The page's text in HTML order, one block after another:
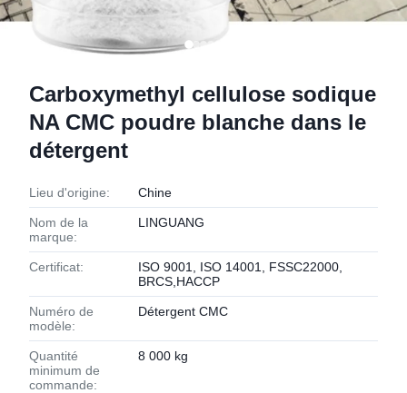
Carboxymethyl cellulose sodique
NA CMC poudre blanche dans le
détergent
Lieu d'origine: Chine
Nom de la
marque:
LINGUANG
Certificat:
ISO 9001, ISO 14001, FSSC22000,
BRCS,HACCP
Numéro de
modèle:
Détergent CMC
Quantité
minimum de
commande:
8 000 kg